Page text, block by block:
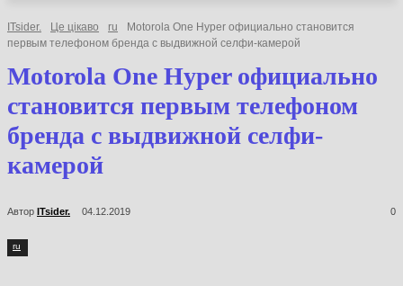
ITsider. Це цікаво ru
Motorola One Hyper официально становится
первым телефоном бренда с выдвижной селфи-камерой
Motorola One Hyper официально
становится первым телефоном
бренда с выдвижной селфи-
камерой
Автор ITsider. 04.12.2019 0
ru